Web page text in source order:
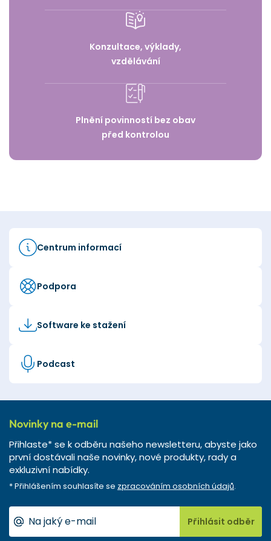
Konzultace, výklady,
vzdělávání
Plnění povinností bez obav
před kontrolou
Centrum informací
Podpora
Software ke stažení
Podcast
Novinky na e-mail
Přihlaste* se k odběru našeho newsletteru, abyste jako
první dostávali naše novinky, nové produkty, rady a
exkluzivní nabídky.
* Přihlášením souhlasíte se zpracováním osobních údajů.
Přihlásit odběr